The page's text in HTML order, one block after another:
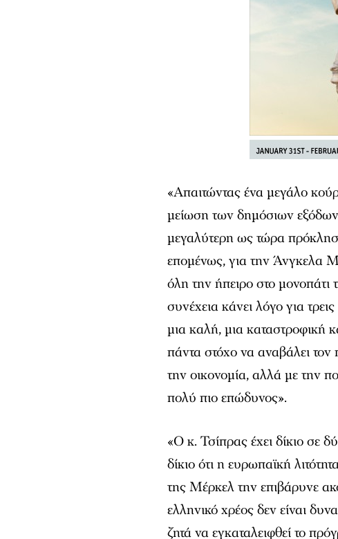
«Απαιτώντας ένα μεγάλο
μείωση των δημόσιων
μεγαλύτερη ως τώρα
επομένως, για την Άνγκελα
όλη την ήπειρο στο μονοπάτι
συνέχεια κάνει λόγο για
μια καλή, μια καταστροφική
πάντα στόχο να αναβάλει
την οικονομία, αλλά με την
πολύ πιο επώδυνος».
«Ο κ. Τσίπρας έχει δίκιο σε
δίκιο ότι η ευρωπαϊκή
της Μέρκελ την επιβάρυνε
ελληνικό χρέος δεν είναι
ζητά να εγκαταλειφθεί το